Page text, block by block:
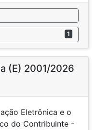
1
(E) 2001/2026
Eletrônica e o
do Contribuinte -